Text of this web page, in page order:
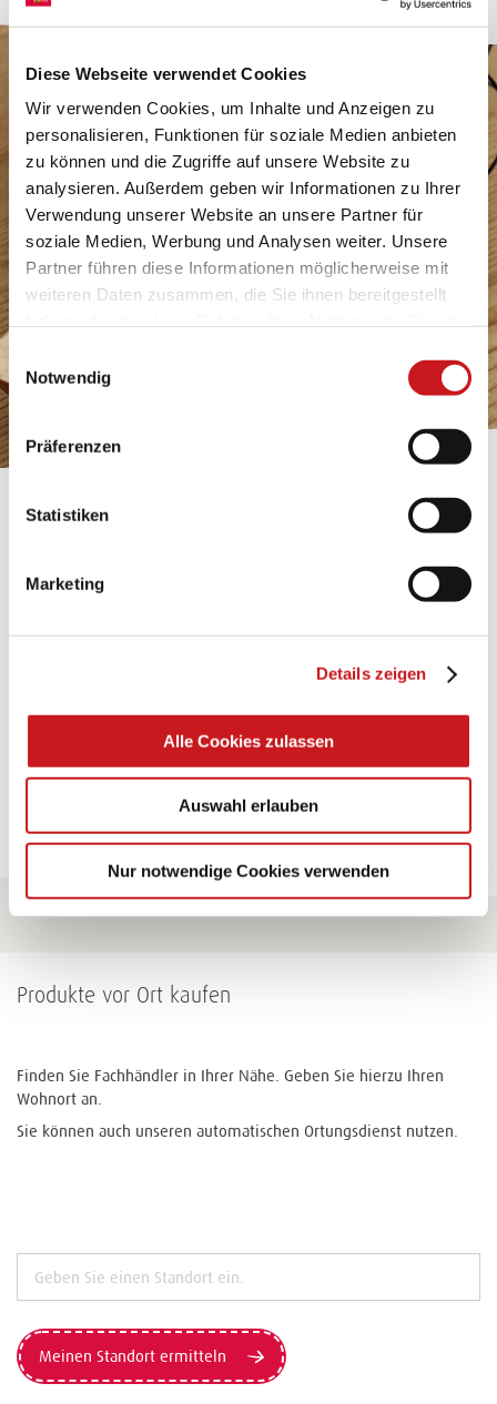
Diese Webseite verwendet Cookies
Wir verwenden Cookies, um Inhalte und Anzeigen zu
personalisieren, Funktionen für soziale Medien anbieten
zu können und die Zugriffe auf unsere Website zu
analysieren. Außerdem geben wir Informationen zu Ihrer
Verwendung unserer Website an unsere Partner für
soziale Medien, Werbung und Analysen weiter. Unsere
Partner führen diese Informationen möglicherweise mit
weiteren Daten zusammen, die Sie ihnen bereitgestellt
Datenschutzhinweisen
mehr darüber, wer wir sind, wie
personenbezogene Daten verarbeiten. Hier geht’s zum
Impressum.
Notwendig
Präferenzen
Statistiken
Marketing
Details zeigen
Alle Cookies zulassen
Auswahl erlauben
Nur notwendige Cookies verwenden
bekleben, bemalen, falten... und für viele
Zum Tipp
Zu allen Tipps
Produkte vor Ort kaufen
Finden Sie Fachhändler in Ihrer Nähe. Geben Sie hierzu Ihren
Wohnort an.
Sie können auch unseren automatischen Ortungsdienst nutzen.
Meinen Standort ermitteln